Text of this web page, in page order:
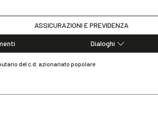
ASSICURAZIONI E PREVIDENZA
Dialoghi
del c.d. azionariato popolare